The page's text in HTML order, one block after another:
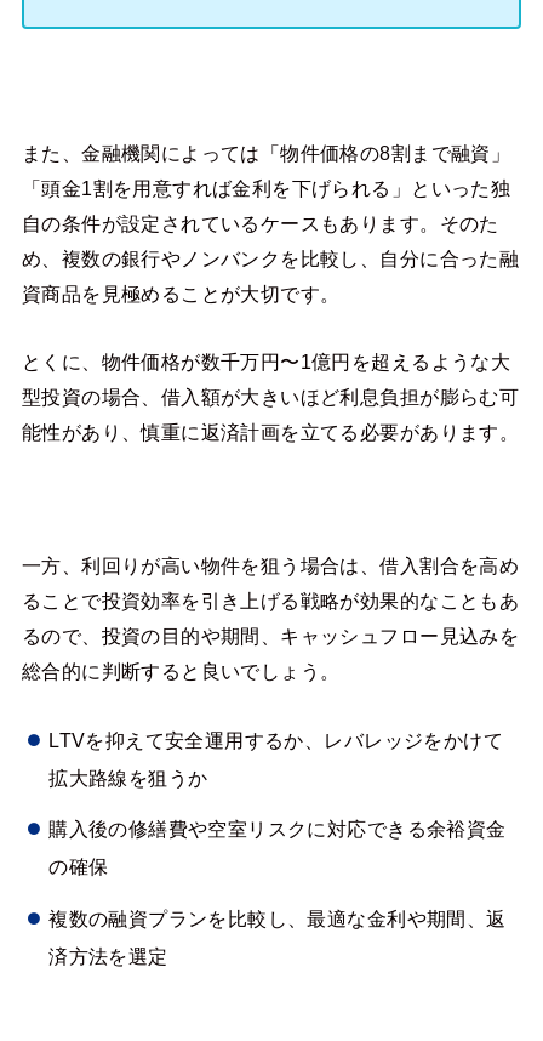
また、金融機関によっては「物件価格の8割まで融資」
「頭金1割を用意すれば金利を下げられる」といった独
自の条件が設定されているケースもあります。そのた
め、複数の銀行やノンバンクを比較し、自分に合った融
資商品を見極めることが大切です。
とくに、物件価格が数千万円〜1億円を超えるような大
型投資の場合、借入額が大きいほど利息負担が膨らむ可
能性があり、慎重に返済計画を立てる必要があります。
一方、利回りが高い物件を狙う場合は、借入割合を高め
ることで投資効率を引き上げる戦略が効果的なこともあ
るので、投資の目的や期間、キャッシュフロー見込みを
総合的に判断すると良いでしょう。
LTVを抑えて安全運用するか、レバレッジをかけて
拡大路線を狙うか
購入後の修繕費や空室リスクに対応できる余裕資金
の確保
複数の融資プランを比較し、最適な金利や期間、返
済方法を選定